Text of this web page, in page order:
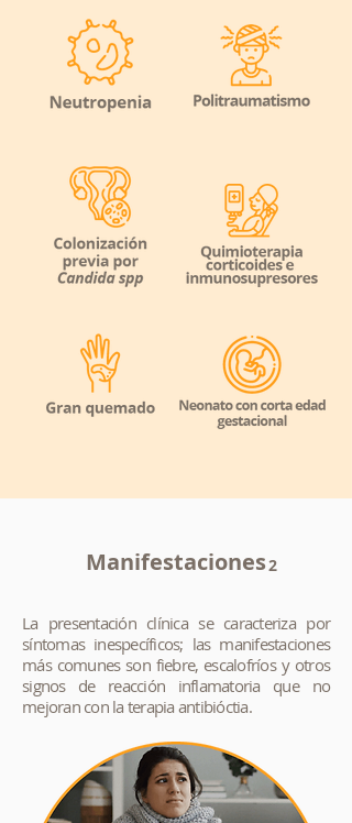
Manifestaciones2
La presentación clínica se caracteriza por
síntomas inespecíficos; las manifestaciones
más comunes son fiebre, escalofríos y otros
signos de reacción inflamatoria que no
mejoran con la terapia antibióctia.